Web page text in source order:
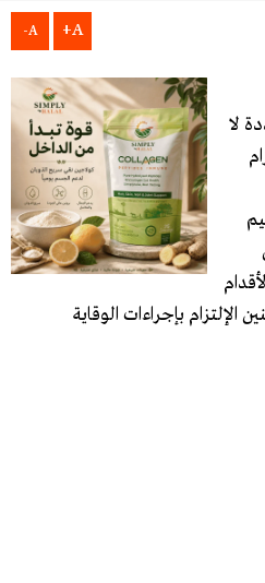
A+
A-
لا
الإلتزام بإجراءات الوقاية